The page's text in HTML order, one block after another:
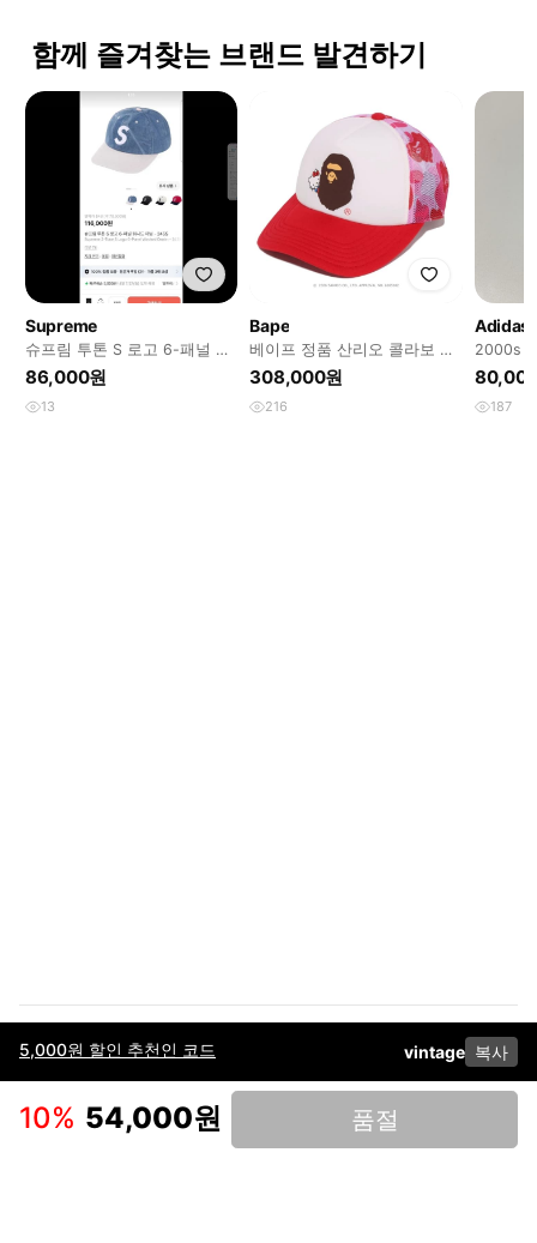
5,000원 할인 추천인 코드 vintage 복사
10% 54,000원 품절
함께 즐겨찾는 브랜드 발견하기
Supreme
슈프림 투톤 S 로고 6-패널 워
시드 데님 볼캡
86,000원
13
Bape
베이프 정품 산리오 콜라보 키
티 에이프 헤드 메쉬캡
308,000원
216
Adidas
2000s
187
이용약관고객센터판매개인정보 처리방침사업자 정보다운로드
인스타그램